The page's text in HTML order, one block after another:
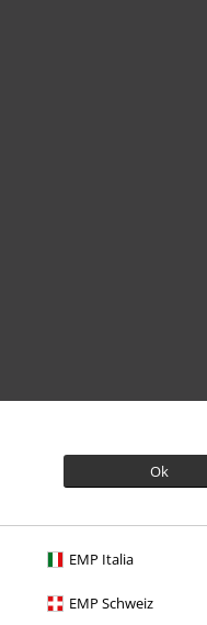
Ok
EMP Italia
EMP Schweiz